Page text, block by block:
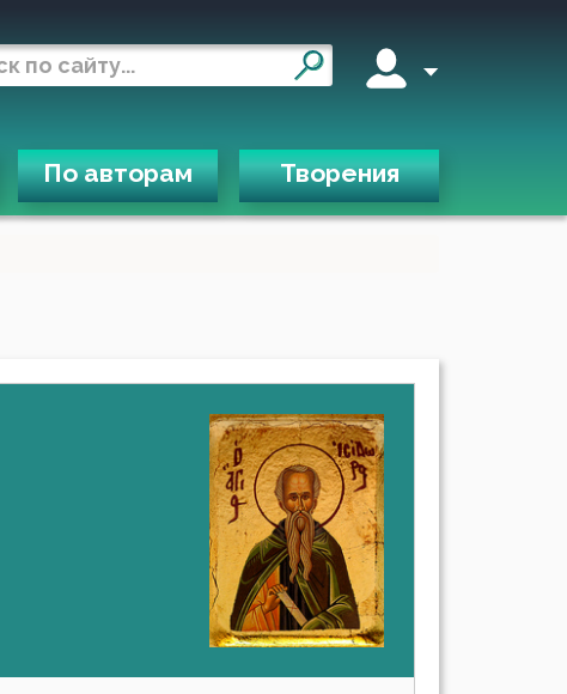
По авторам Творения